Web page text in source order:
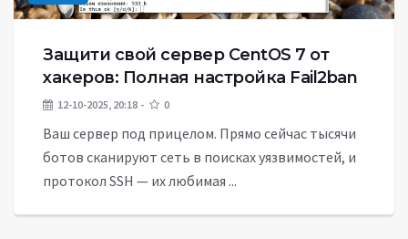
Защити свой сервер CentOS 7 от
хакеров: Полная настройка Fail2ban
12-10-2025, 20:18 0
Ваш сервер под прицелом. Прямо сейчас тысячи
ботов сканируют сеть в поисках уязвимостей, и
протокол SSH — их любимая ...